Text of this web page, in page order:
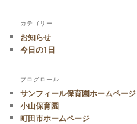
カテゴリー
お知らせ
今日の1日
ブログロール
サンフィール保育園ホームページ
小山保育園
町田市ホームページ